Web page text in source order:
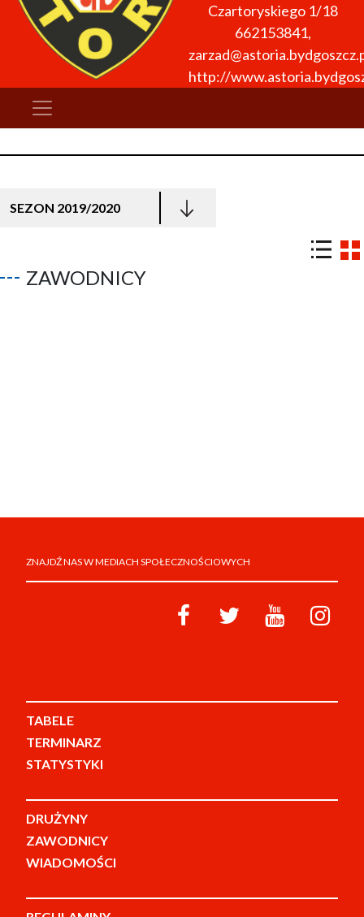
Czartoryskiego 1/18
662153841,
http://
SEZON 2019/2020
ZAWODNICY
ZNAJDŹ NAS W MEDIACH SPOŁECZNOŚCIOWYCH
TABELE
TERMINARZ
STATYSTYKI
DRUŻYNY
ZAWODNICY
WIADOMOŚCI